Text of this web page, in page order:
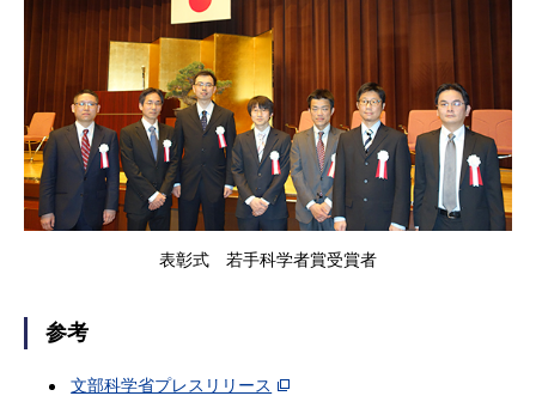
表彰式 若手科学者賞受賞者
参考
文部科学省プレスリリース